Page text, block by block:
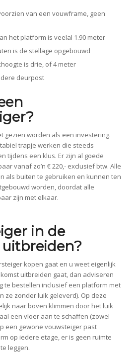
van een vouwframe, geen
het platform is veelal 1.90 meter
is de stellage opgebouwd
is drie, of 4 meter
deurpost
gezien worden als een investering.
trapje werken die steeds
tijdens een klus. Er zijn al goede
vanaf zo’n € 220,- exclusief btw. Alle
als buiten te gebruiken en kunnen ten
worden, doordat alle
zijn met elkaar.
in de
kopen gaat en u weet eigenlijk
uitbreiden gaat, dan adviseren
te bestellen inclusief een platform met
ze zonder luik geleverd). Op deze
naar boven klimmen door het luik
een vloer aan te schaffen (zowel
een gewone vouwsteiger past
op iedere etage, er is geen ruimte
leggen.